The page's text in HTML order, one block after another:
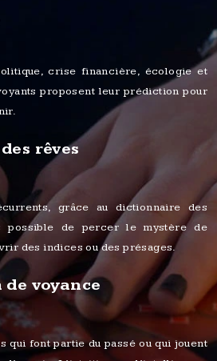
crise financière, écologie et
proposent leur prédiction pour
rêves
grâce au dictionnaire des
possible de percer le mystère de
des indices ou des présages.
voyance
qui font partie du passé ou qui jouent